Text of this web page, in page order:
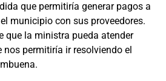
que permitiría generar pagos a
municipio con sus proveedores.
que la ministra pueda atender
permitiría ir resolviendo el